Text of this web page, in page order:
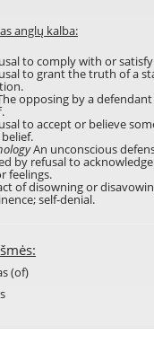
anglų kalba:
to comply with or
to grant the truth of a
opposing by a
to accept or believe
An unconscious
by refusal to
feelings.
of disowning or
self-denial.
(of)